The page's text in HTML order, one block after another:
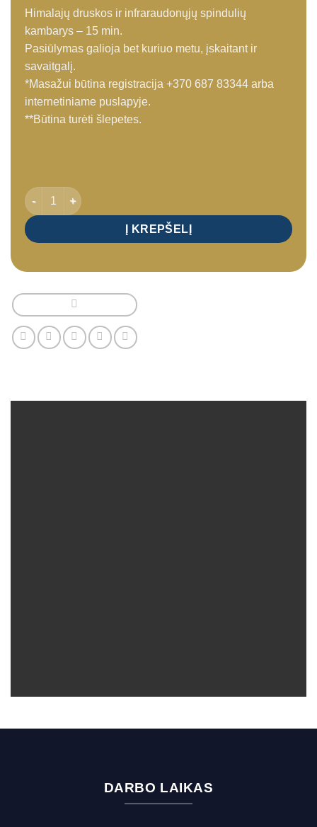
Himalajų druskos ir infraraudonųjų spindulių
kambarys – 15 min.
Pasiūlymas galioja bet kuriuo metu, įskaitant ir
savaitgalį.
*Masažui būtina registracija +370 687 83344 arba
internetiniame puslapyje.
**Būtina turėti šlepetes.
produkto kiekis: SPA programa – relaksacinė programa Deep
Į KREPŠELĮ
DARBO LAIKAS